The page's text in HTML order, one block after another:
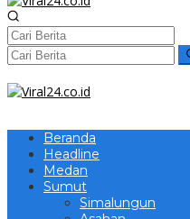
Beranda
Headline
Medan
Sumut
Simalungun